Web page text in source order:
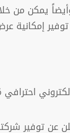
يمكن من
إمكانية
احترافي
توفير